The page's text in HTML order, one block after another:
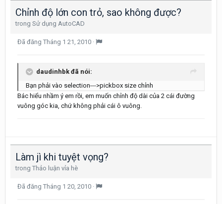
Chỉnh độ lớn con trỏ, sao không được?
trong Sử dụng AutoCAD
Đã đăng Tháng 1 21, 2010 ·
daudinhbk đã nói:
Bạn phải vào selection--->pickbox size chỉnh
Bác hiểu nhầm ý em rồi, em muốn chỉnh độ dài của 2 cái đường
vuông góc kia, chứ không phải cái ô vuông.
Làm jì khi tuyệt vọng?
trong Thảo luận vỉa hè
Đã đăng Tháng 1 20, 2010 ·